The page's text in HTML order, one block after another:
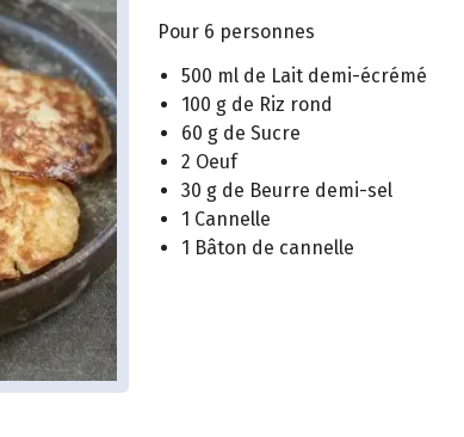
Pour 6 personnes
500 ml de Lait demi-écrémé
100 g de Riz rond
60 g de Sucre
2 Oeuf
30 g de Beurre demi-sel
1 Cannelle
1 Bâton de cannelle